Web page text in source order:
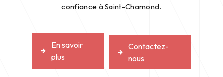
confiance à Saint-Chamond.
En savoir
plus
Contactez-
nous